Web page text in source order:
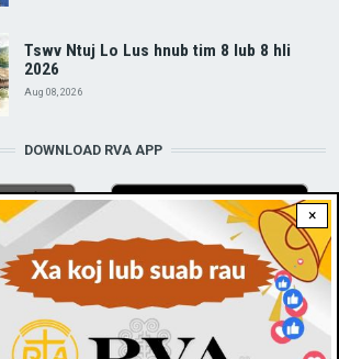
×
Tswv Ntuj Lo Lus hnub tim 8 lub 8 hli
2026
Aug 08, 2026
DOWNLOAD RVA APP
STAY CONNECTED WITH US!